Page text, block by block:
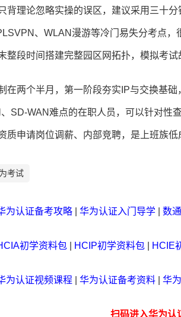
背理论忽略实操的误区，建议采用三十
、WLAN漫游等冷门易失分考点
整段时间搭建完整园区网拓扑，模拟考试
在两个半月，第一阶段夯实IP与交换基
SD-WAN难点的在职人员，可以针对性
质申请岗位调薪、内部竞聘，是上班族低
考试
为认证备考攻略 华为认证入门导学 数
初学资料包 HCIP初学资料包 HCIE
为认证视频课程 华为认证备考资料 华
扫码进入华为